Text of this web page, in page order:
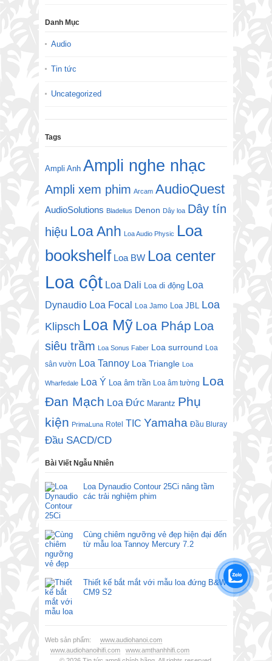
Danh Mục
Audio
Tin tức
Uncategorized
Tags
Ampli Anh Ampli nghe nhạc
Ampli xem phim Arcam AudioQuest
AudioSolutions Bladelius Denon Dây loa Dây tín
hiệu Loa Anh Loa Audio Physic Loa
bookshelf Loa BW Loa center
Loa cột Loa Dali Loa di động Loa
Dynaudio Loa Focal Loa Jamo Loa JBL Loa
Klipsch Loa Mỹ Loa Pháp Loa
siêu trầm Loa Sonus Faber Loa surround Loa
sân vườn Loa Tannoy Loa Triangle Loa
Wharfedale Loa Ý Loa âm trần Loa âm tường Loa
Đan Mạch Loa Đức Marantz Phụ
kiện PrimaLuna Rotel TIC Yamaha Đầu Bluray
Đầu SACD/CD
Bài Viết Ngẫu Nhiên
Loa Dynaudio Contour 25Ci nâng tầm
các trải nghiệm phim
Cùng chiêm ngưỡng vẻ đẹp hiện đại đến
từ mẫu loa Tannoy Mercury 7.2
Thiết kế bắt mắt với mẫu loa đứng B&W
CM9 S2
Web sản phẩm: www.audiohanoi.com
www.audiohanoihifi.com
www.amthanhhifi.com